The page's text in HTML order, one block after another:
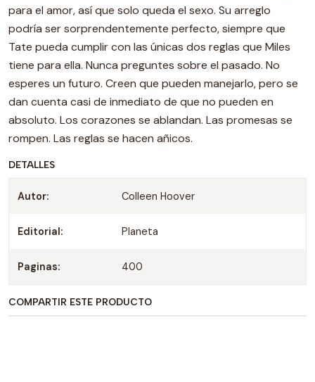
para el amor, así que solo queda el sexo. Su arreglo
podría ser sorprendentemente perfecto, siempre que
Tate pueda cumplir con las únicas dos reglas que Miles
tiene para ella. Nunca preguntes sobre el pasado. No
esperes un futuro. Creen que pueden manejarlo, pero se
dan cuenta casi de inmediato de que no pueden en
absoluto. Los corazones se ablandan. Las promesas se
rompen. Las reglas se hacen añicos.
DETALLES
Autor: Colleen Hoover
Editorial: Planeta
Paginas: 400
COMPARTIR ESTE PRODUCTO